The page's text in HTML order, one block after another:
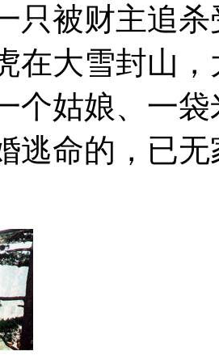
只被财主追
在大雪封山
个姑娘、一
逃命的，已